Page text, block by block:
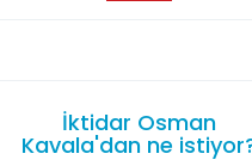
İktidar Osman
Kavala'dan ne